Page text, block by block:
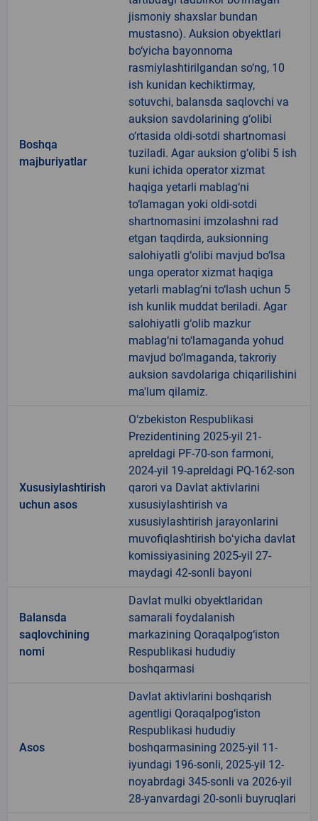
Boshqa
majburiyatlar
jismoniy shaxslar bundan
mustasno). Auksion obyektlari
bo‘yicha bayonnoma
rasmiylashtirilgandan so‘ng, 10
ish kunidan kechiktirmay,
sotuvchi, balansda saqlovchi va
auksion savdolarining g‘olibi
o‘rtasida oldi-sotdi shartnomasi
tuziladi. Agar auksion g‘olibi 5 ish
kuni ichida operator xizmat
haqiga yetarli mablag‘ni
to‘lamagan yoki oldi-sotdi
shartnomasini imzolashni rad
etgan taqdirda, auksionning
salohiyatli g‘olibi mavjud bo‘lsa
unga operator xizmat haqiga
yetarli mablag‘ni to‘lash uchun 5
ish kunlik muddat beriladi. Agar
salohiyatli g‘olib mazkur
mablag‘ni to‘lamaganda yohud
mavjud bo‘lmaganda, takroriy
auksion savdolariga chiqarilishini
ma'lum qilamiz.
Xususiylashtirish
uchun asos
O‘zbekiston Respublikasi
Prezidentining 2025-yil 21-
apreldagi PF-70-son farmoni,
2024-yil 19-apreldagi PQ-162-son
qarori va Davlat aktivlarini
xususiylashtirish va
xususiylashtirish jarayonlarini
muvofiqlashtirish boʻyicha davlat
komissiyasining 2025-yil 27-
maydagi 42-sonli bayoni
Balansda
saqlovchining
nomi
Davlat mulki obyektlaridan
samarali foydalanish
markazining Qoraqalpog‘iston
Respublikasi hududiy
boshqarmasi
Asos
Davlat aktivlarini boshqarish
agentligi Qoraqalpog‘iston
Respublikasi hududiy
boshqarmasining 2025-yil 11-
iyundagi 196-sonli, 2025-yil 12-
noyabrdagi 345-sonli va 2026-yil
28-yanvardagi 20-sonli buyruqlari